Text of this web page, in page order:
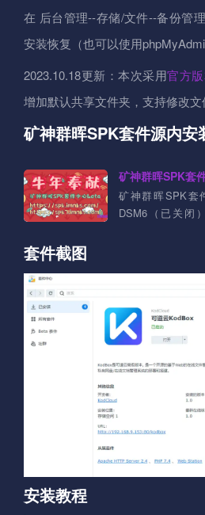
在 后台管理--存储/文件--备份管
安装恢复（也可以使用
2023.10.18更新：本次采用官方
增加默认共享文件夹，支持修改文
矿神群晖SPK套件源内安
矿神群晖SPK套
矿神群晖SPK套
DSM6（已关闭
套件截图
安装教程